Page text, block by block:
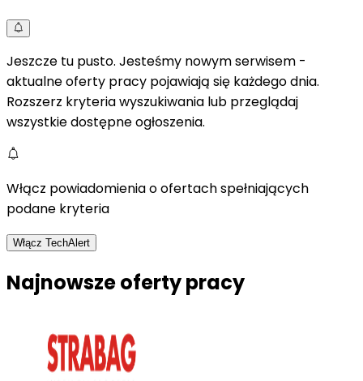
Jeszcze tu pusto. Jesteśmy nowym serwisem -
aktualne oferty pracy pojawiają się każdego dnia.
Rozszerz kryteria wyszukiwania lub przeglądaj
wszystkie dostępne ogłoszenia.
Włącz powiadomienia o ofertach spełniających
podane kryteria
Włącz TechAlert
Najnowsze oferty pracy